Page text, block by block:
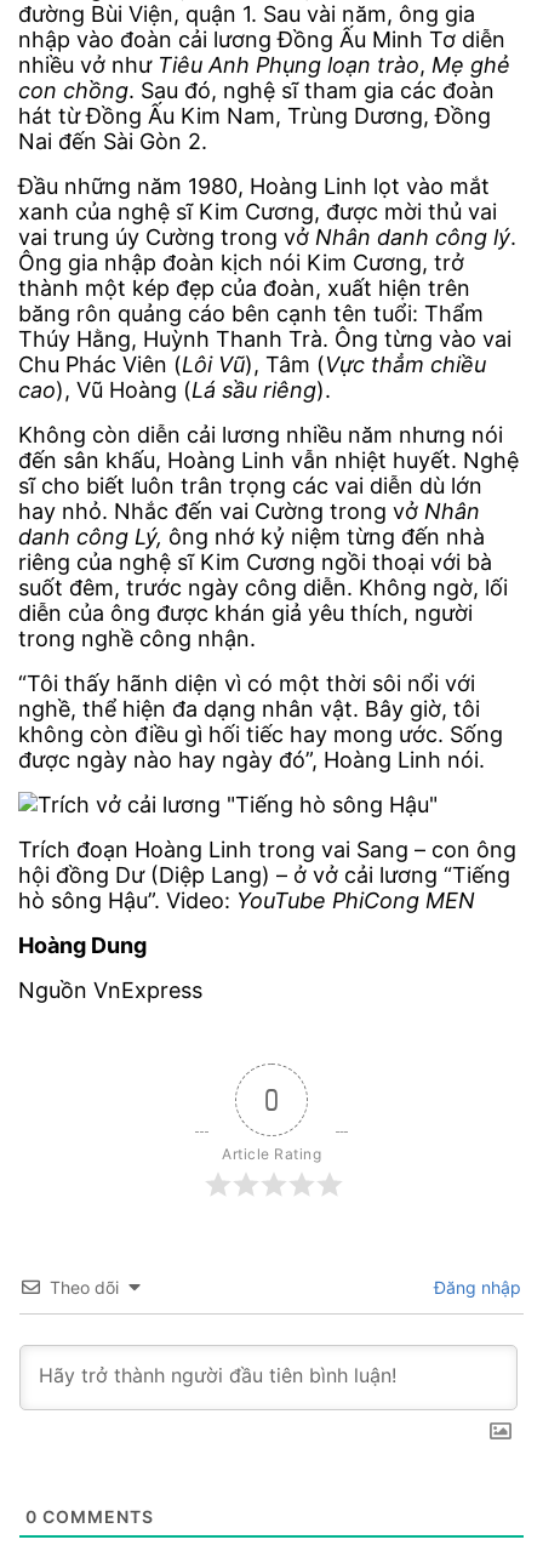
đường Bùi Viện, quận 1. Sau vài năm, ông gia
nhập vào đoàn cải lương Đồng Ấu Minh Tơ diễn
nhiều vở nhưTiêu Anh Phụng loạn trào, Mẹ ghẻ
con chồng. Sau đó, nghệ sĩ tham gia các đoàn
hát từ Đồng Ấu Kim Nam, Trùng Dương, Đồng
Nai đến Sài Gòn 2.
Đầu những năm 1980, Hoàng Linh lọt vào mắt
xanh của nghệ sĩ Kim Cương, được mời thủ vai
vai trung úy Cường trong vở Nhân danh công lý.
Ông gia nhập đoàn kịch nói Kim Cương, trở
thành một kép đẹp của đoàn, xuất hiện trên
băng rôn quảng cáo bên cạnh tên tuổi: Thẩm
Thúy Hằng, Huỳnh Thanh Trà. Ông từng vào vai
Chu Phác Viên (Lôi Vũ), Tâm (Vực thẳm chiều
cao), Vũ Hoàng (Lá sầu riêng).
Không còn diễn cải lương nhiều năm nhưng nói
đến sân khấu, Hoàng Linh vẫn nhiệt huyết. Nghệ
sĩ cho biết luôn trân trọng các vai diễn dù lớn
hay nhỏ. Nhắc đến vai Cường trong vở Nhân
danh công Lý, ông nhớ kỷ niệm từng đến nhà
riêng của nghệ sĩ Kim Cương ngồi thoại với bà
suốt đêm, trước ngày công diễn. Không ngờ, lối
diễn của ông được khán giả yêu thích, người
trong nghề công nhận.
“Tôi thấy hãnh diện vì có một thời sôi nổi với
nghề, thể hiện đa dạng nhân vật. Bây giờ, tôi
không còn điều gì hối tiếc hay mong ước. Sống
được ngày nào hay ngày đó”, Hoàng Linh nói.
Trích đoạn Hoàng Linh trong vai Sang – con ông
hội đồng Dư (Diệp Lang) – ở vở cải lương “Tiếng
hò sông Hậu”. Video: YouTube PhiCong MEN
Hoàng Dung
Nguồn VnExpress
0
Article Rating
Theo dõi Đăng nhập
0 COMMENTS